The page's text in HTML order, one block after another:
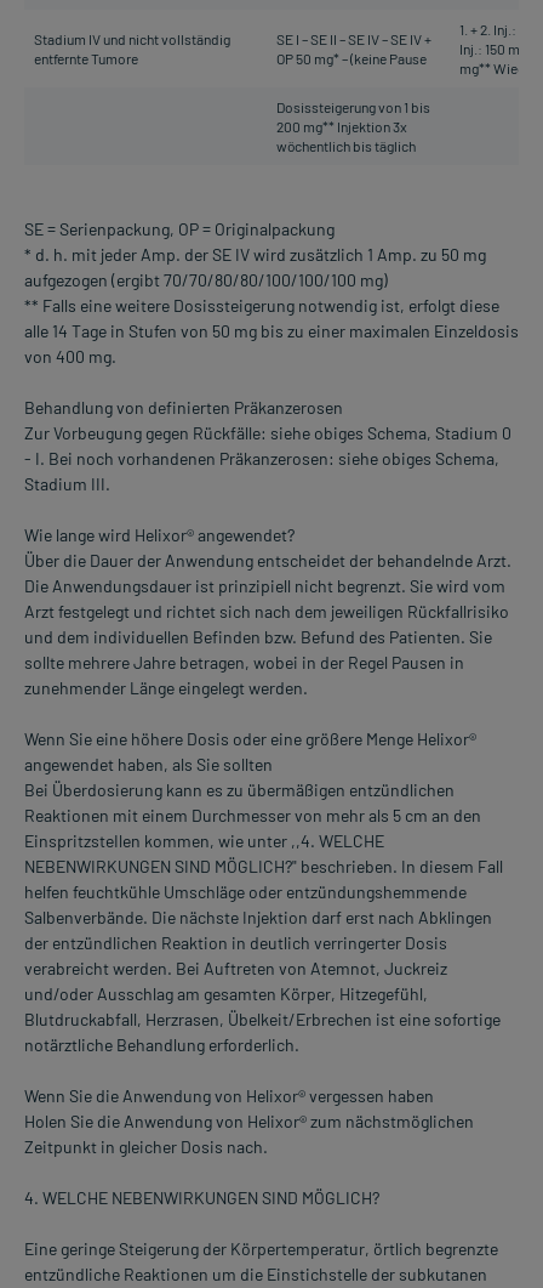
Stadium IV und nicht vollständig
entfernte Tumore
SE I – SE II – SE IV – SE IV +
OP 50 mg* – (keine Pause
1. + 2. Inj.:
Inj.: 150 mg
mg**
Dosissteigerung von 1 bis
200 mg** Injektion 3x
wöchentlich bis täglich
SE = Serienpackung, OP = Originalpackung
* d. h. mit jeder Amp. der SE IV wird zusätzlich 1 Amp. zu 50 mg
aufgezogen (ergibt 70/70/80/80/100/100/100 mg)
** Falls eine weitere Dosissteigerung notwendig ist, erfolgt diese
alle 14 Tage in Stufen von 50 mg bis zu einer maximalen Einzeldosis
von 400 mg.
Behandlung von definierten Präkanzerosen
Zur Vorbeugung gegen Rückfälle: siehe obiges Schema, Stadium 0
- I. Bei noch vorhandenen Präkanzerosen: siehe obiges Schema,
Stadium III.
Wie lange wird Helixor® angewendet?
Über die Dauer der Anwendung entscheidet der behandelnde Arzt.
Die Anwendungsdauer ist prinzipiell nicht begrenzt. Sie wird vom
Arzt festgelegt und richtet sich nach dem jeweiligen Rückfallrisiko
und dem individuellen Befinden bzw. Befund des Patienten. Sie
sollte mehrere Jahre betragen, wobei in der Regel Pausen in
zunehmender Länge eingelegt werden.
Wenn Sie eine höhere Dosis oder eine größere Menge Helixor®
angewendet haben, als Sie sollten
Bei Überdosierung kann es zu übermäßigen entzündlichen
Reaktionen mit einem Durchmesser von mehr als 5 cm an den
EinspritzsteIlen kommen, wie unter ,,4. WELCHE
NEBENWIRKUNGEN SIND MÖGLICH?" beschrieben. In diesem Fall
helfen feuchtkühle Umschläge oder entzündungshemmende
Salbenverbände. Die nächste Injektion darf erst nach Abklingen
der entzündlichen Reaktion in deutlich verringerter Dosis
verabreicht werden. Bei Auftreten von Atemnot, Juckreiz
und/oder Ausschlag am gesamten Körper, Hitzegefühl,
Blutdruckabfall, Herzrasen, Übelkeit/Erbrechen ist eine sofortige
notärztliche Behandlung erforderlich.
Wenn Sie die Anwendung von Helixor® vergessen haben
Holen Sie die Anwendung von Helixor® zum nächstmöglichen
Zeitpunkt in gleicher Dosis nach.
4. WELCHE NEBENWIRKUNGEN SIND MÖGLICH?
Eine geringe Steigerung der Körpertemperatur, örtlich begrenzte
entzündliche Reaktionen um die Einstichstelle der subkutanen